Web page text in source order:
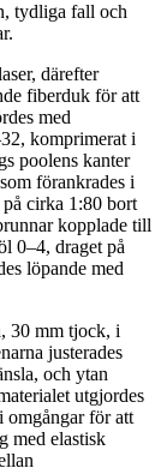
tydliga fall och
därefter
fiberduk för att
med
komprimerat i
poolens kanter
förankrades i
på cirka 1:80 bort
kopplade till
0–4, draget på
löpande med
30 mm tjock, i
justerades
och ytan
utgjordes
omgångar för att
med elastisk